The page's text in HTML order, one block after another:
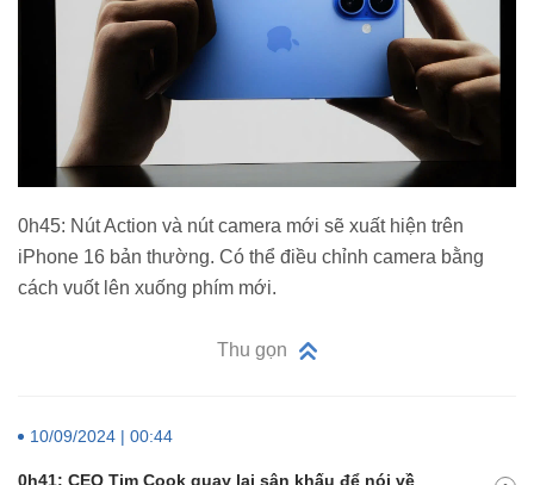
0h45: Nút Action và nút camera mới sẽ xuất hiện trên
iPhone 16 bản thường. Có thể điều chỉnh camera bằng
cách vuốt lên xuống phím mới.
Thu gọn
10/09/2024 | 00:44
0h41: CEO Tim Cook quay lại sân khấu để nói về